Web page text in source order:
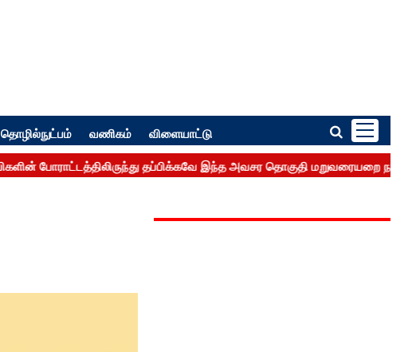
தொழில்நுட்பம் வணிகம் விளையாட்டு